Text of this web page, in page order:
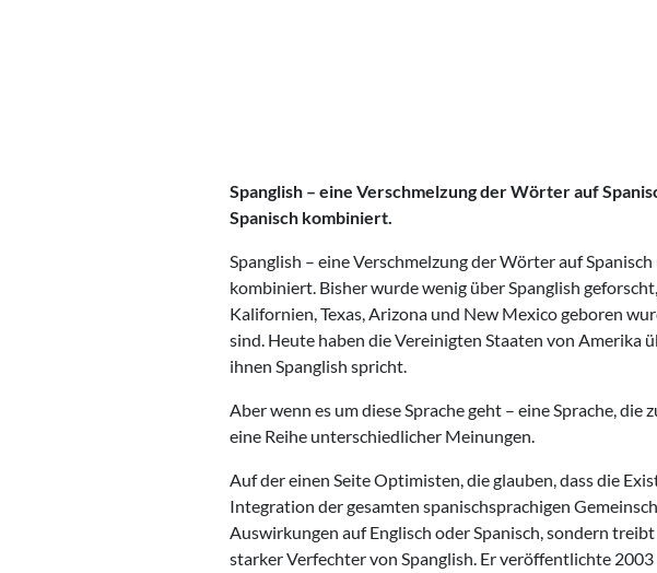
Spanglish – eine Verschmelzung der Wörter auf
Spanisch kombiniert.
Spanglish – eine Verschmelzung der Wörter auf
kombiniert. Bisher wurde wenig über Spanglish
Kalifornien, Texas, Arizona und New Mexico geboren
sind. Heute haben die Vereinigten Staaten von Amerika
ihnen Spanglish spricht.
Aber wenn es um diese Sprache geht – eine Sprache,
eine Reihe unterschiedlicher Meinungen.
Auf der einen Seite Optimisten, die glauben, dass die
Integration der gesamten spanischsprachigen
Auswirkungen auf Englisch oder Spanisch, sondern
starker Verfechter von Spanglish. Er veröffentlichte